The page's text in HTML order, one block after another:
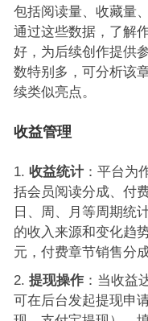
包括阅读量、收藏量
通过这些数据，了解
好，为后续创作提供
数特别多，可分析该
续类似亮点。
收益管理
收益统计：平台为
括会员阅读分成、付
日、周、月等周期统
的收入来源和变化趋
元，付费章节销售分
提现操作：当收益
可在后台发起提现申